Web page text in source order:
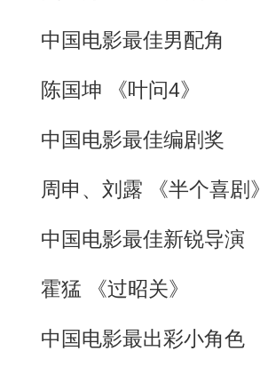
中国电影最佳男配角
陈国坤 《叶问4》
中国电影最佳编剧奖
周申、刘露 《半个喜剧》
中国电影最佳新锐导演
霍猛 《过昭关》
中国电影最出彩小角色